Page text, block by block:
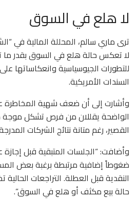
لا هلع في السوق
ترى ماري سالم، المحللة المالية في
لا تعكس حالة هلع في السوق بقدر ما
للتطورات الجيوسياسية وانعكاساتها
السندات الأمريكية.
وأشارت إلى أن ضعف شهية المخاطرة
الواضحة يقللان من فرص تشكل
القصير، رغم متانة نتائج الشركات
وأضافت: “الجلسات المتبقية قبل
ضغوطاً إضافية مرتبطة برغبة بعض
النقدية قبل العطلة. التراجعات
حالة بيع مكثف أو هلع في السوق”.